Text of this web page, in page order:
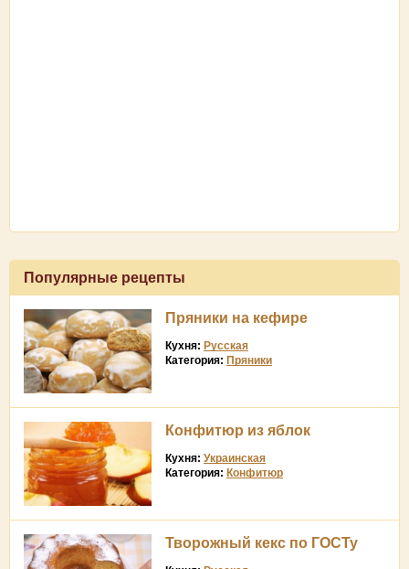
Популярные рецепты
Пряники на кефире
Кухня: Русская
Категория: Пряники
Конфитюр из яблок
Кухня: Украинская
Категория: Конфитюр
Творожный кекс по ГОСТу